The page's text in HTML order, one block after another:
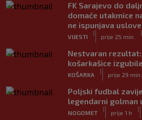
FK Sarajevo do
domaće utakmice
ne ispunjava uslove
VIJESTI
|
prije 25 min.
|
Nestvaran
košarkašice
KOŠARKA
|
prije 29 min.
Poljski fudbal
legendarni golman
NOGOMET
|
prije 1 h
|